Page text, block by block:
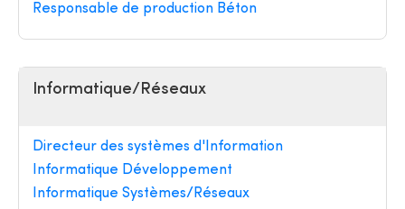
Responsable de production Béton
Informatique/Réseaux
Directeur des systèmes d'Information
Informatique Développement
Informatique Systèmes/Réseaux